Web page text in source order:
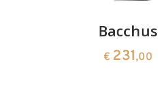
Bacchus
€ 231,00